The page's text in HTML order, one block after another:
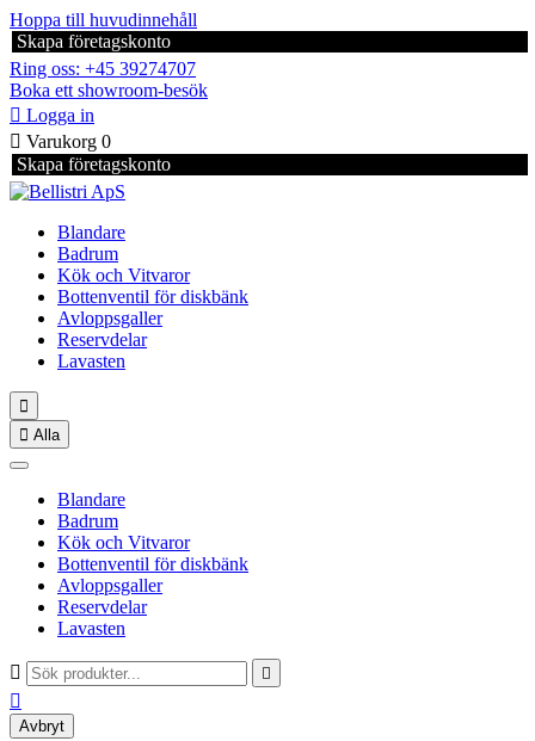
Hoppa till huvudinnehåll
Skapa företagskonto
Ring oss: +45 39274707
Boka ett showroom-besök
 Logga in
 Varukorg 0
Skapa företagskonto
Blandare
Badrum
Kök och Vitvaror
Bottenventil för diskbänk
Avloppsgaller
Reservdelar
Lavasten

 Alla
Blandare
Badrum
Kök och Vitvaror
Bottenventil för diskbänk
Avloppsgaller
Reservdelar
Lavasten
 

Avbryt